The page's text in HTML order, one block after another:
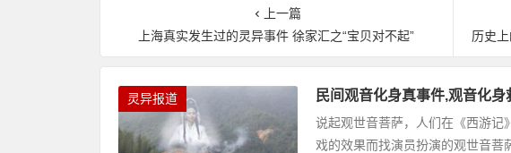
上一篇
上海真实发生过的灵异事件 徐家汇之“宝贝对不起”
历史上
灵异报道 民间观音化身真事件,观音化身
说起观世音菩萨，人们在《西游记
戏的效果而找演员扮演的观世音菩